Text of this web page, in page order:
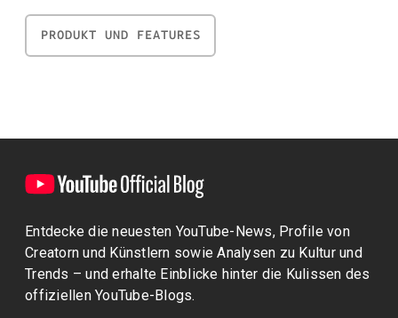
PRODUKT UND FEATURES
Entdecke die neuesten YouTube-News, Profile von
Creatorn und Künstlern sowie Analysen zu Kultur und
Trends – und erhalte Einblicke hinter die Kulissen des
offiziellen YouTube-Blogs.